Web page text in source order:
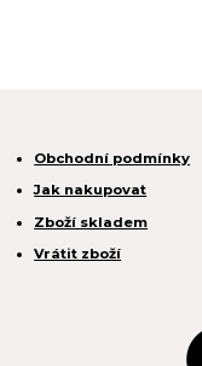
Obchodní podmínky
Jak nakupovat
Zboží skladem
Vrátit zboží